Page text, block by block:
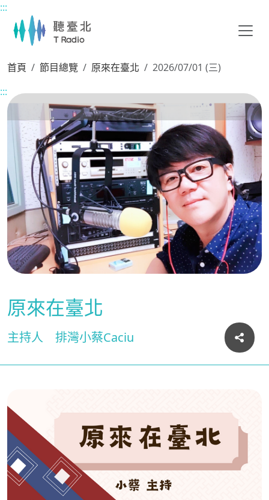
主要內容區塊
:::
首頁 節目總覽 原來在臺北
2026/07/01 (三)
:::
原來在臺北
主持人 排灣小蔡Caciu